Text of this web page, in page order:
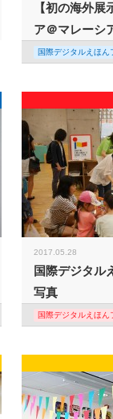
【初の海外
ア＠マレーシ
国際デジタルえほん
2017.05.28
国際デジタ
写真
国際デジタルえほん